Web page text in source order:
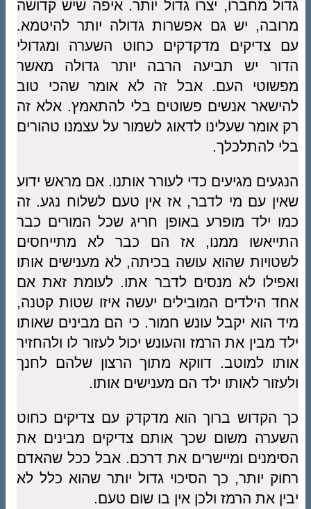
גדול מחברו, יצרו גדול יותר. איפה שיש קדושה
מרובה, יש גם אפשרות גדולה יותר להיטמא.
עם צדיקים מדקדקים כחוט השערה ומגדולי
הדור יש תביעה הרבה יותר גדולה מאשר
מפשוטי העם. אבל זה לא אומר שהכי טוב
להישאר אנשים פשוטים בלי להתאמץ. אלא זה
רק אומר שעלינו לדאוג לשמור על עצמנו טהורים
בלי להתלכלך.
הנגעים מגיעים כדי לעורר אותנו. אם מראש ידוע
שאין עם מי לדבר, אז אין טעם לשלוח נגע. זה
כמו ילד מופרע באופן חריג שכל המורים כבר
התייאשו ממנו, אז הם כבר לא מתייחסים
לשטויות שהוא עושה בכיתה, לא מענישים אותו
ואפילו לא מנסים לדבר אתו. לעומת זאת אם
אחד הילדים המובילים יעשה איזו שטות קטנה,
מיד הוא יקבל עונש חמור. כי הם מבינים שאותו
ילד מבין את הרמז והעונש יכול לעזור לו ולהחזיר
אותו למוטב. דווקא מתוך הרצון שלהם לחנך
ולעזור לאותו ילד הם מענישים אותו.
כך הקדוש ברוך הוא מדקדק עם צדיקים כחוט
השערה משום שכך אותם צדיקים מבינים את
הסימנים ומיישרים את דרכם. אבל ככל שהאדם
רחוק יותר, כך הסיכוי גדול יותר שהוא כלל לא
יבין את הרמז ולכן אין בו שום טעם.